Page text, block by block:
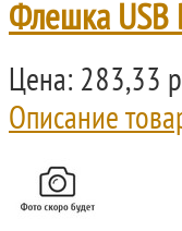
Флешка USB
Цена: 283,33
Описание